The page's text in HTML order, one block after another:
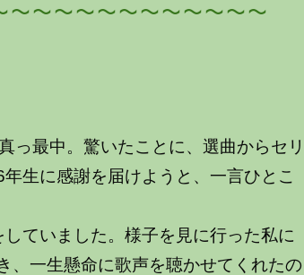
～～～～～～～
最中。驚いたことに、選曲からセリ
生に感謝を届けようと、一言ひとこ
ていました。様子を見に行った私に
、一生懸命に歌声を聴かせてくれたの